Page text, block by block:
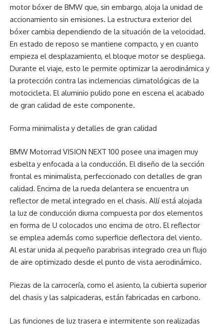
motor bóxer de BMW que, sin embargo, aloja la unidad de
accionamiento sin emisiones. La estructura exterior del
bóxer cambia dependiendo de la situación de la velocidad.
En estado de reposo se mantiene compacto, y en cuanto
empieza el desplazamiento, el bloque motor se despliega.
Durante el viaje, esto le permite optimizar la aerodinámica y
la protección contra las inclemencias climatológicas de la
motocicleta. El aluminio pulido pone en escena el acabado
de gran calidad de este componente.
Forma minimalista y detalles de gran calidad
BMW Motorrad VISION NEXT 100 posee una imagen muy
esbelta y enfocada a la conducción. El diseño de la sección
frontal es minimalista, perfeccionado con detalles de gran
calidad. Encima de la rueda delantera se encuentra un
reflector de metal integrado en el chasis. Allí está alojada
la luz de conducción diurna compuesta por dos elementos
en forma de U colocados uno encima de otro. El reflector
se emplea además como superficie deflectora del viento.
Al estar unida al pequeño parabrisas integrado crea un flujo
de aire optimizado desde el punto de vista aerodinámico.
Piezas de la carrocería, como el asiento, la cubierta superior
del chasis y las salpicaderas, están fabricadas en carbono.
Las funciones de luz trasera e intermitente son realizadas